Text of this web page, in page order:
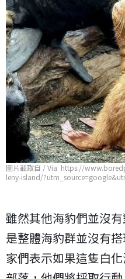
圖片截取自 / Via https://
leny-island/
雖然其他海豹們並沒
是整體海豹群並沒有
家們表示如果這隻白